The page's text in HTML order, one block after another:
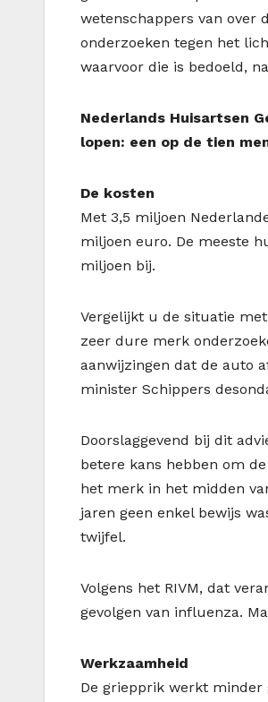
wetenschappers van over
onderzoeken tegen het
waarvoor die is bedoeld,
Nederlands Huisartsen
lopen: een op de tien
De kosten
Met 3,5 miljoen
miljoen euro. De meeste
miljoen bij.
Vergelijkt u de situatie
zeer dure merk
aanwijzingen dat de auto
minister Schippers
Doorslaggevend bij dit
betere kans hebben om
het merk in het midden
jaren geen enkel bewijs
twijfel.
Volgens het RIVM, dat
gevolgen van influenza.
Werkzaamheid
De griepprik werkt minder